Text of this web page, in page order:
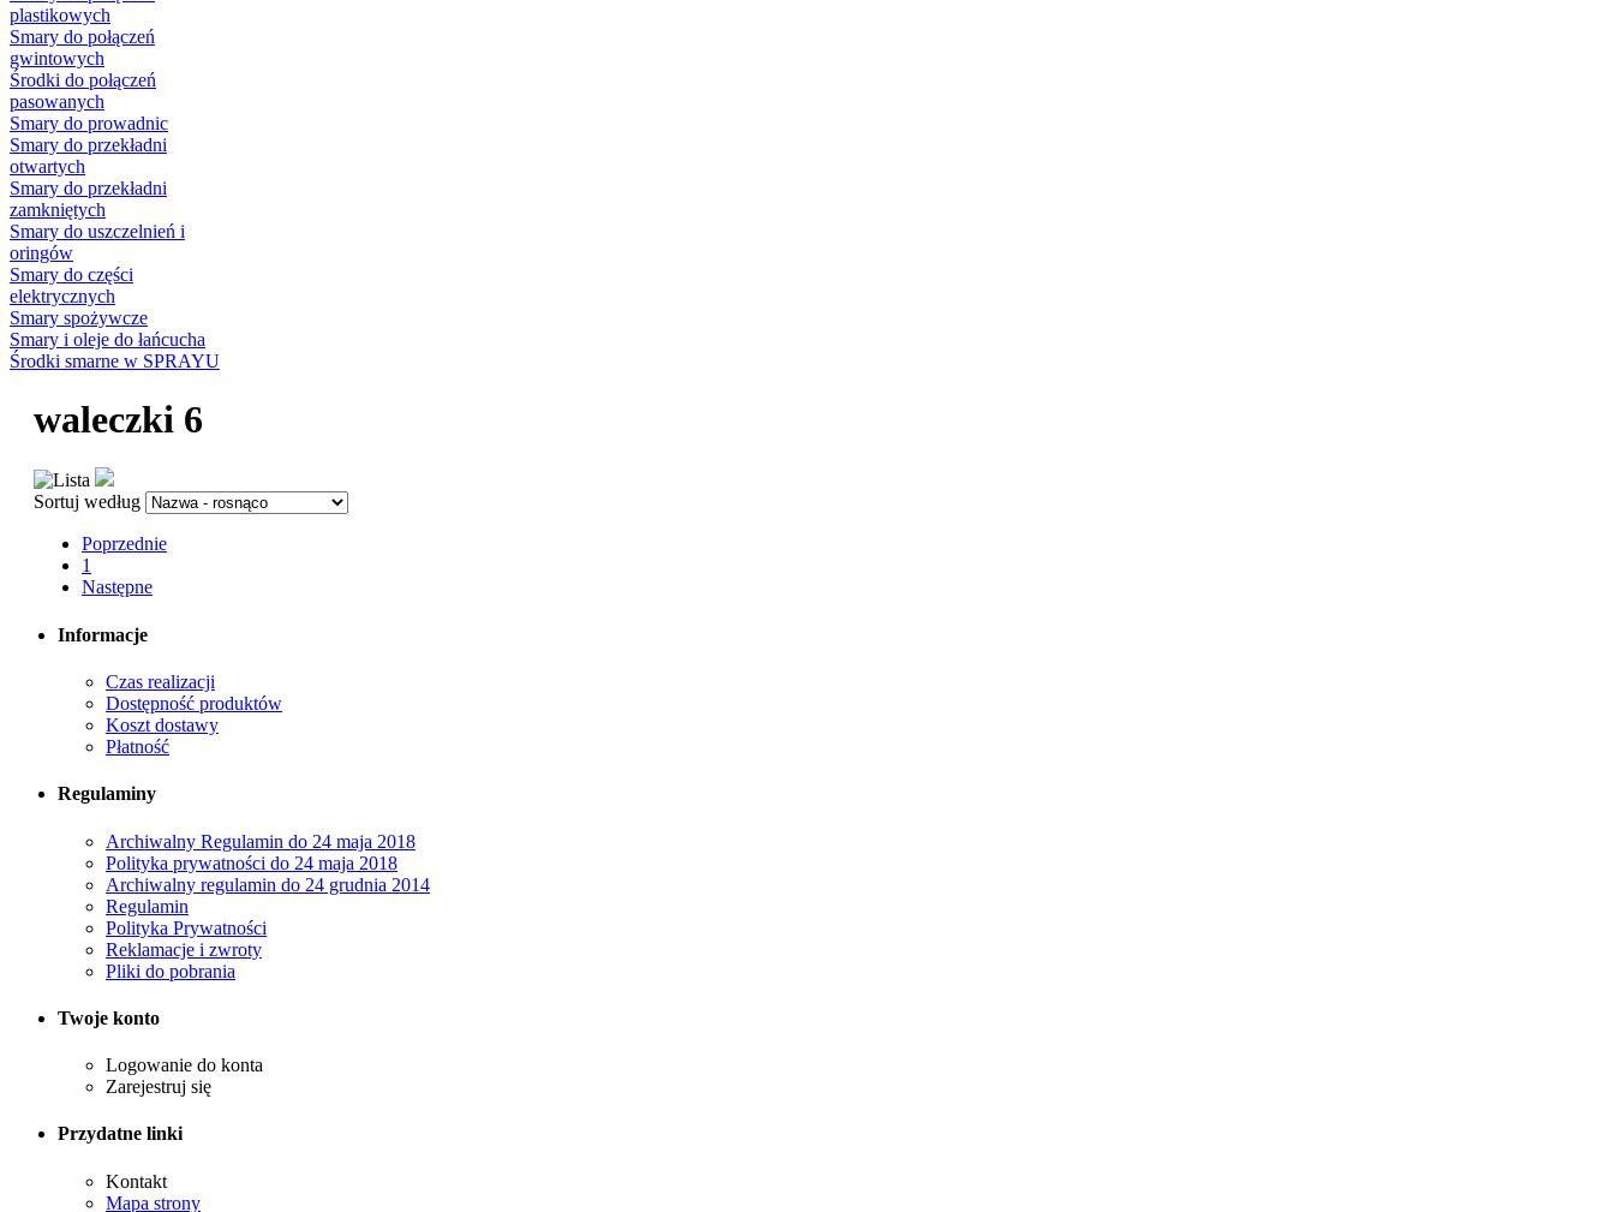
plastikowych
Smary do połączeń
gwintowych
Środki do połączeń
pasowanych
Smary do prowadnic
Smary do przekładni
otwartych
Smary do przekładni
zamkniętych
Smary do uszczelnień i
oringów
Smary do części
elektrycznych
Smary spożywcze
Smary i oleje do łańcucha
Środki smarne w SPRAYU
waleczki 6
Sortuj według
Poprzednie
1
Następne
Informacje
Czas realizacji
Dostępność produktów
Koszt dostawy
Płatność
Regulaminy
Archiwalny Regulamin do 24 maja 2018
Polityka prywatności do 24 maja 2018
Archiwalny regulamin do 24 grudnia 2014
Regulamin
Polityka Prywatności
Reklamacje i zwroty
Pliki do pobrania
Twoje konto
Logowanie do konta
Zarejestruj się
Przydatne linki
Kontakt
Mapa strony